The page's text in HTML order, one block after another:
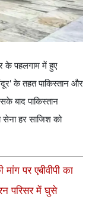
पहलगाम में हुए
के तहत पाकिस्तान और
बाद पाकिस्तान
सेना हर साजिश को
पर एबीवीपी का
परिसर में घुसे